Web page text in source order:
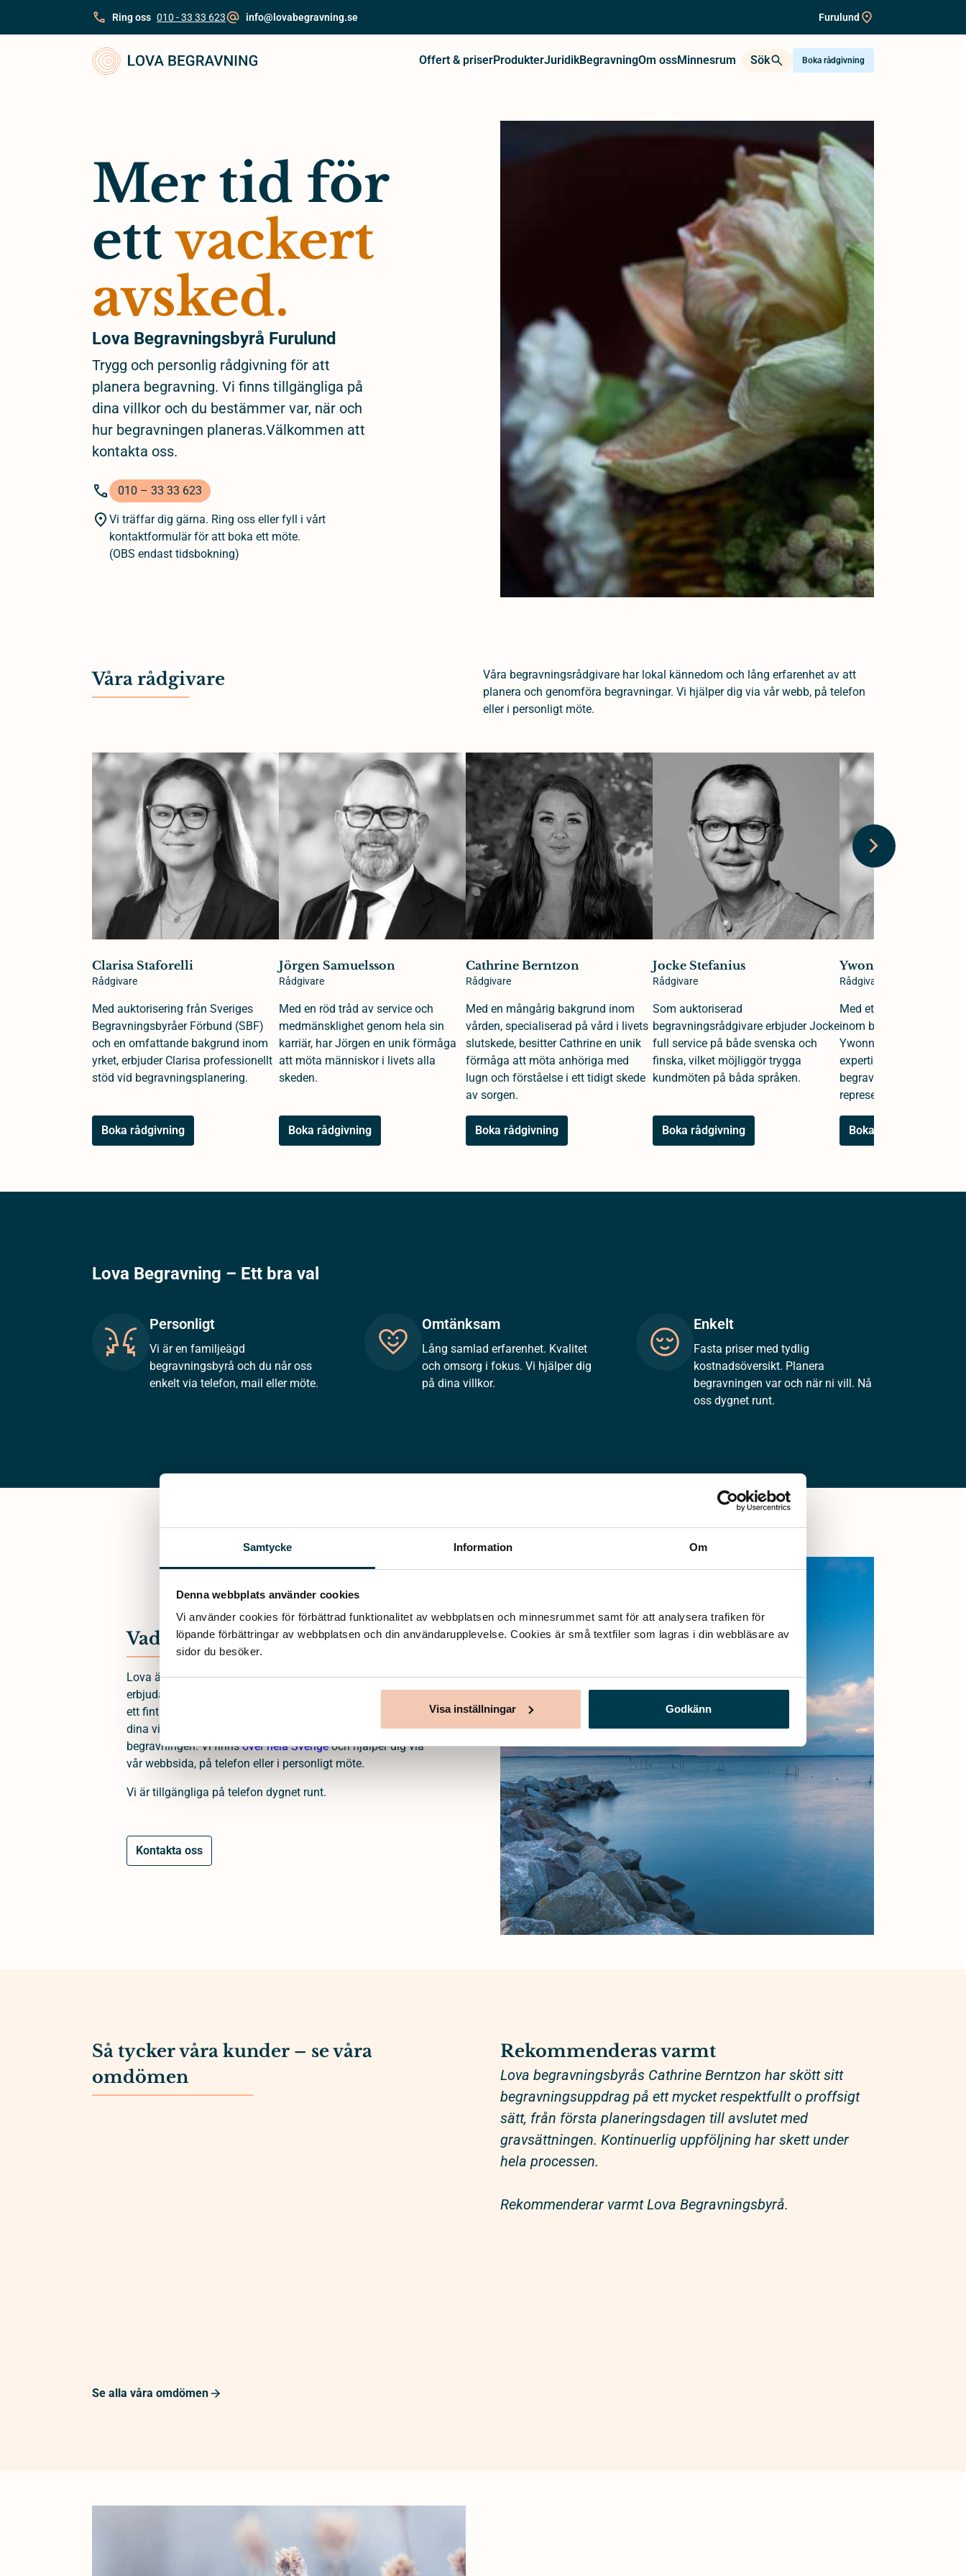
Samtycke Information Om
Denna webbplats använder cookies
Vi använder cookies för förbättrad funktionalitet av webbplatsen och minnesrummet samt för att analysera trafiken för
löpande förbättringar av webbplatsen och din användarupplevelse. Cookies är små textfiler som lagras i din webbläsare av
sidor du besöker.
Visa inställningar Godkänn
Ring oss 010 - 33 33 623 info@lovabegravning.se Furulund
Offert & priserProdukterJuridikBegravningOm ossMinnesrum Sök Boka rådgivning
Mer tid för
ett vackert
avsked.
Lova Begravningsbyrå Furulund
Trygg och personlig rådgivning för att
planera begravning. Vi finns tillgängliga på
dina villkor och du bestämmer var, när och
hur begravningen planeras.Välkommen att
kontakta oss.
010 – 33 33 623
Vi träffar dig gärna. Ring oss eller fyll i vårt
kontaktformulär för att boka ett möte.
(OBS endast tidsbokning)
Våra rådgivare
Våra begravningsrådgivare har lokal kännedom och lång erfarenhet av att
planera och genomföra begravningar. Vi hjälper dig via vår webb, på telefon
eller i personligt möte.
Clarisa Staforelli
Rådgivare
Med auktorisering från Sveriges
Begravningsbyråer Förbund (SBF)
och en omfattande bakgrund inom
yrket, erbjuder Clarisa professionellt
stöd vid begravningsplanering.
Boka rådgivning
Jörgen Samuelsson
Rådgivare
Med en röd tråd av service och
medmänsklighet genom hela sin
karriär, har Jörgen en unik förmåga
att möta människor i livets alla
skeden.
Boka rådgivning
Cathrine Berntzon
Rådgivare
Med en mångårig bakgrund inom
vården, specialiserad på vård i livets
slutskede, besitter Cathrine en unik
förmåga att möta anhöriga med
lugn och förståelse i ett tidigt skede
av sorgen.
Boka rådgivning
Jocke Stefanius
Rådgivare
Som auktoriserad
begravningsrådgivare erbjuder Jocke
full service på både svenska och
finska, vilket möjliggör trygga
kundmöten på båda språken.
Boka rådgivning
Ywonne Gullsby
Rådgivare
Med ett kvarts sekel av
inom
Ywonne en djup och
expertis i rollerna som
begravningsrådgivare
representant.
Boka rådgivning
Lova Begravning – Ett bra val
Personligt
Vi är en familjeägd
begravningsbyrå och du når oss
enkelt via telefon, mail eller möte.
Omtänksam
Lång samlad erfarenhet. Kvalitet
och omsorg i fokus. Vi hjälper dig
på dina villkor.
Enkelt
Fasta priser med tydlig
kostnadsöversikt. Planera
begravningen var och när ni vill. Nå
oss dygnet runt.
Vad vi lovar anhöriga
Lova är en begravningsbyrå som grundades för att kunna
erbjuda människor i sorg ett enkelt och tryggt sätt att ordna
ett fint avsked. Som begravningsbyrå finns vi tillgängliga på
dina villkor och du bestämmer var, när och hur du planerar
begravningen. Vi finnsöver hela Sverigeoch hjälper dig via
vår webbsida, på telefon eller i personligt möte.
Vi är tillgängliga på telefon dygnet runt.
Kontakta oss
Så tycker våra kunder – se våra
omdömen
Rekommenderas varmt
Lova begravningsbyrås Cathrine Berntzon har skött sitt
begravningsuppdrag på ett mycket respektfullt o proffsigt
sätt, från första planeringsdagen till avslutet med
gravsättningen. Kontinuerlig uppföljning har skett under
hela processen.
Rekommenderar varmt Lova Begravningsbyrå.
Se alla våra omdömen